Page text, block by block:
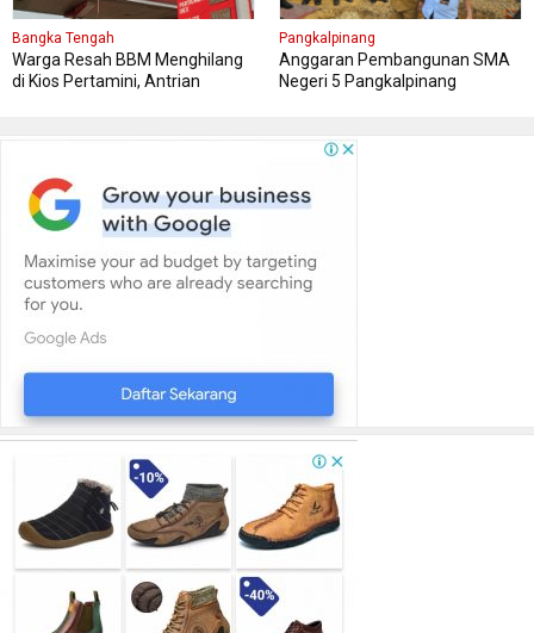
Bangka Tengah
Warga Resah BBM Menghilang
di Kios Pertamini, Antrian
Pangkalpinang
Anggaran Pembangunan SMA
Negeri 5 Pangkalpinang